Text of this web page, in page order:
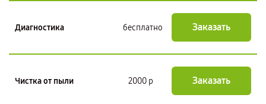
Диагностика бесплатно Заказать
Чистка от пыли 2000 р Заказать